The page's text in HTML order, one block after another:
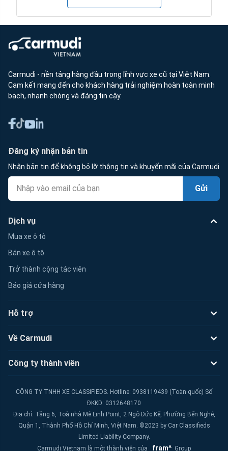
Carmudi - nền tảng hàng đầu trong lĩnh vực xe cũ tại Việt Nam.
Cam kết mang đến cho khách hàng trải nghiệm hoàn toàn minh
bạch, nhanh chóng và đáng tin cậy.
Đăng ký nhận bản tin
Nhận bản tin để không bỏ lỡ thông tin và khuyến mãi của Carmudi
Gửi
Dịch vụ
Mua xe ô tô
Bán xe ô tô
Trở thành cộng tác viên
Báo giá cửa hàng
Hỗ trợ
Về Carmudi
Công ty thành viên
CÔNG TY TNHH XE CLASSIFIEDS. Hotline: 0938119439 (Toàn quốc) Số
ĐKKD: 0312648170
Địa chỉ: Tầng 6, Toà nhà Mê Linh Point, 2 Ngô Đức Kế, Phường Bến Nghé,
Quận 1, Thành Phố Hồ Chí Minh, Việt Nam. ©2023 by Car Classifieds
Limited Liability Company.
Carmudi Vietnam là một thành viên của
fram^ Group